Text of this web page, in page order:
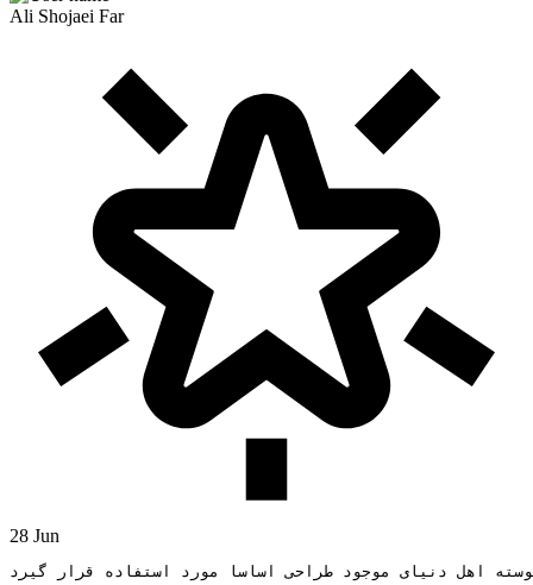
Ali Shojaei Far
28 Jun